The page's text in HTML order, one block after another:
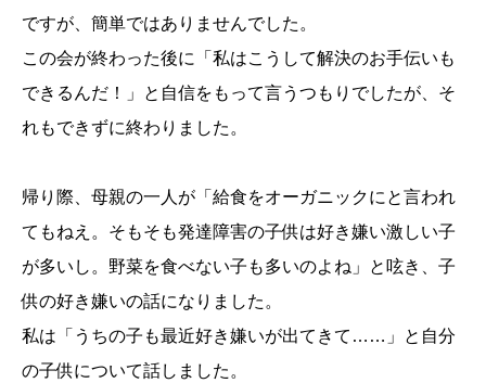
ですが、簡単ではありませんでした。
この会が終わった後に「私はこうして解決のお手伝いも
できるんだ！」と自信をもって言うつもりでしたが、そ
れもできずに終わりました。
帰り際、母親の一人が「給食をオーガニックにと言われ
てもねえ。そもそも発達障害の子供は好き嫌い激しい子
が多いし。野菜を食べない子も多いのよね」と呟き、子
供の好き嫌いの話になりました。
私は「うちの子も最近好き嫌いが出てきて……」と自分
の子供について話しました。